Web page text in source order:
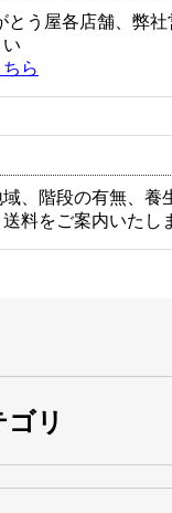
う屋各店舗、弊
ら
、階段の有無、
料をご案内いたし
リ